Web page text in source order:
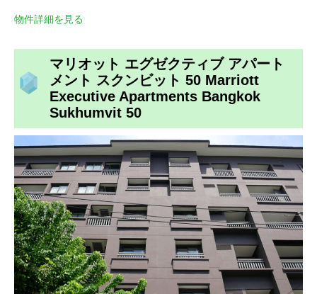
物件詳細を見る
マリオット エグゼクティブ アパート
メント スクンビット 50 Marriott
Executive Apartments Bangkok
Sukhumvit 50